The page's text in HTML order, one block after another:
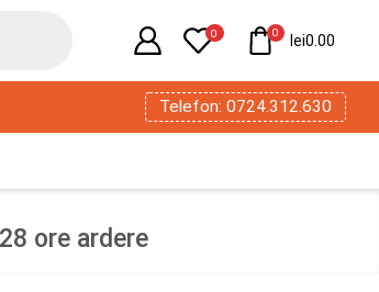
0 0 lei0.00
Telefon: 0724.312.630
ore ardere